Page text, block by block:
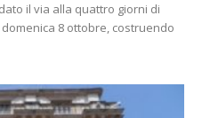
il via alla quattro giorni di
8 ottobre, costruendo